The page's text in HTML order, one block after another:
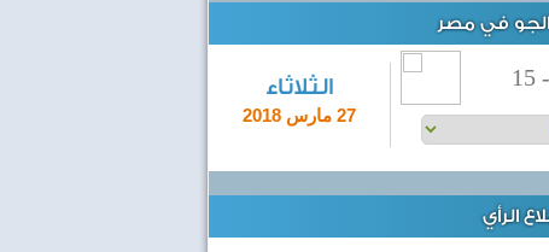
في مصر
الثلاثاء
27 مارس 2018
15 -
الرأي